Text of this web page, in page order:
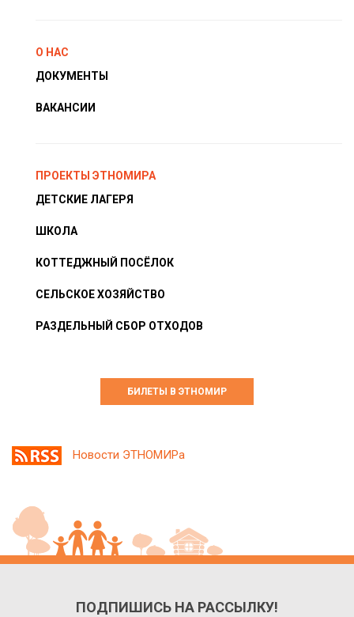
О НАС
ДОКУМЕНТЫ
ВАКАНСИИ
ПРОЕКТЫ ЭТНОМИРА
ДЕТСКИЕ ЛАГЕРЯ
ШКОЛА
КОТТЕДЖНЫЙ ПОСЁЛОК
СЕЛЬСКОЕ ХОЗЯЙСТВО
РАЗДЕЛЬНЫЙ СБОР ОТХОДОВ
БИЛЕТЫ В ЭТНОМИР
Новости ЭТНОМИРа
ПОДПИШИСЬ НА РАССЫЛКУ!